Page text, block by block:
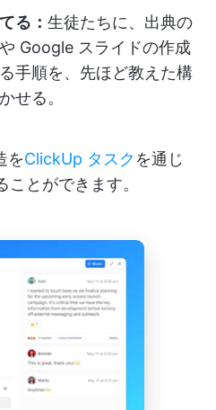
る： 生徒たちに、出典の
Google スライドの作成
手順を、先ほど教えた構
せる。
をClickUp タスク を通じ
とができます。